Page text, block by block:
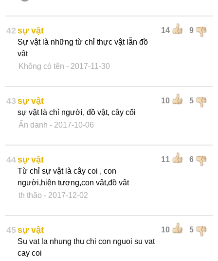
42 14 9
sự vật
Sự vật là những từ chỉ thực vật lẫn đồ
vật
Không có tên - 2017-11-30
43 10 5
sự vật
sự vật là chỉ người, đồ vật, cây cối
Ẩn danh - 2017-10-06
44 11 6
sự vật
Từ chỉ sự vật là cây coi , con
người,hiện tượng,con vật,đồ vật
th thão - 2017-12-02
45 10 5
sự vật
Su vat la nhung thu chi con nguoi su vat
cay coi